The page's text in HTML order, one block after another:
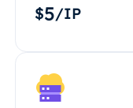
$5/IP